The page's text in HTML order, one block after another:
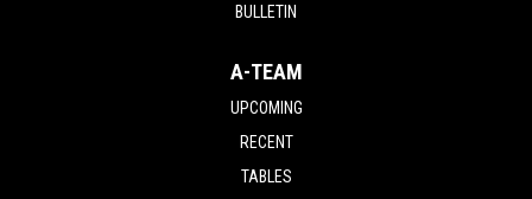
BULLETIN
A-TEAM
UPCOMING
RECENT
TABLES